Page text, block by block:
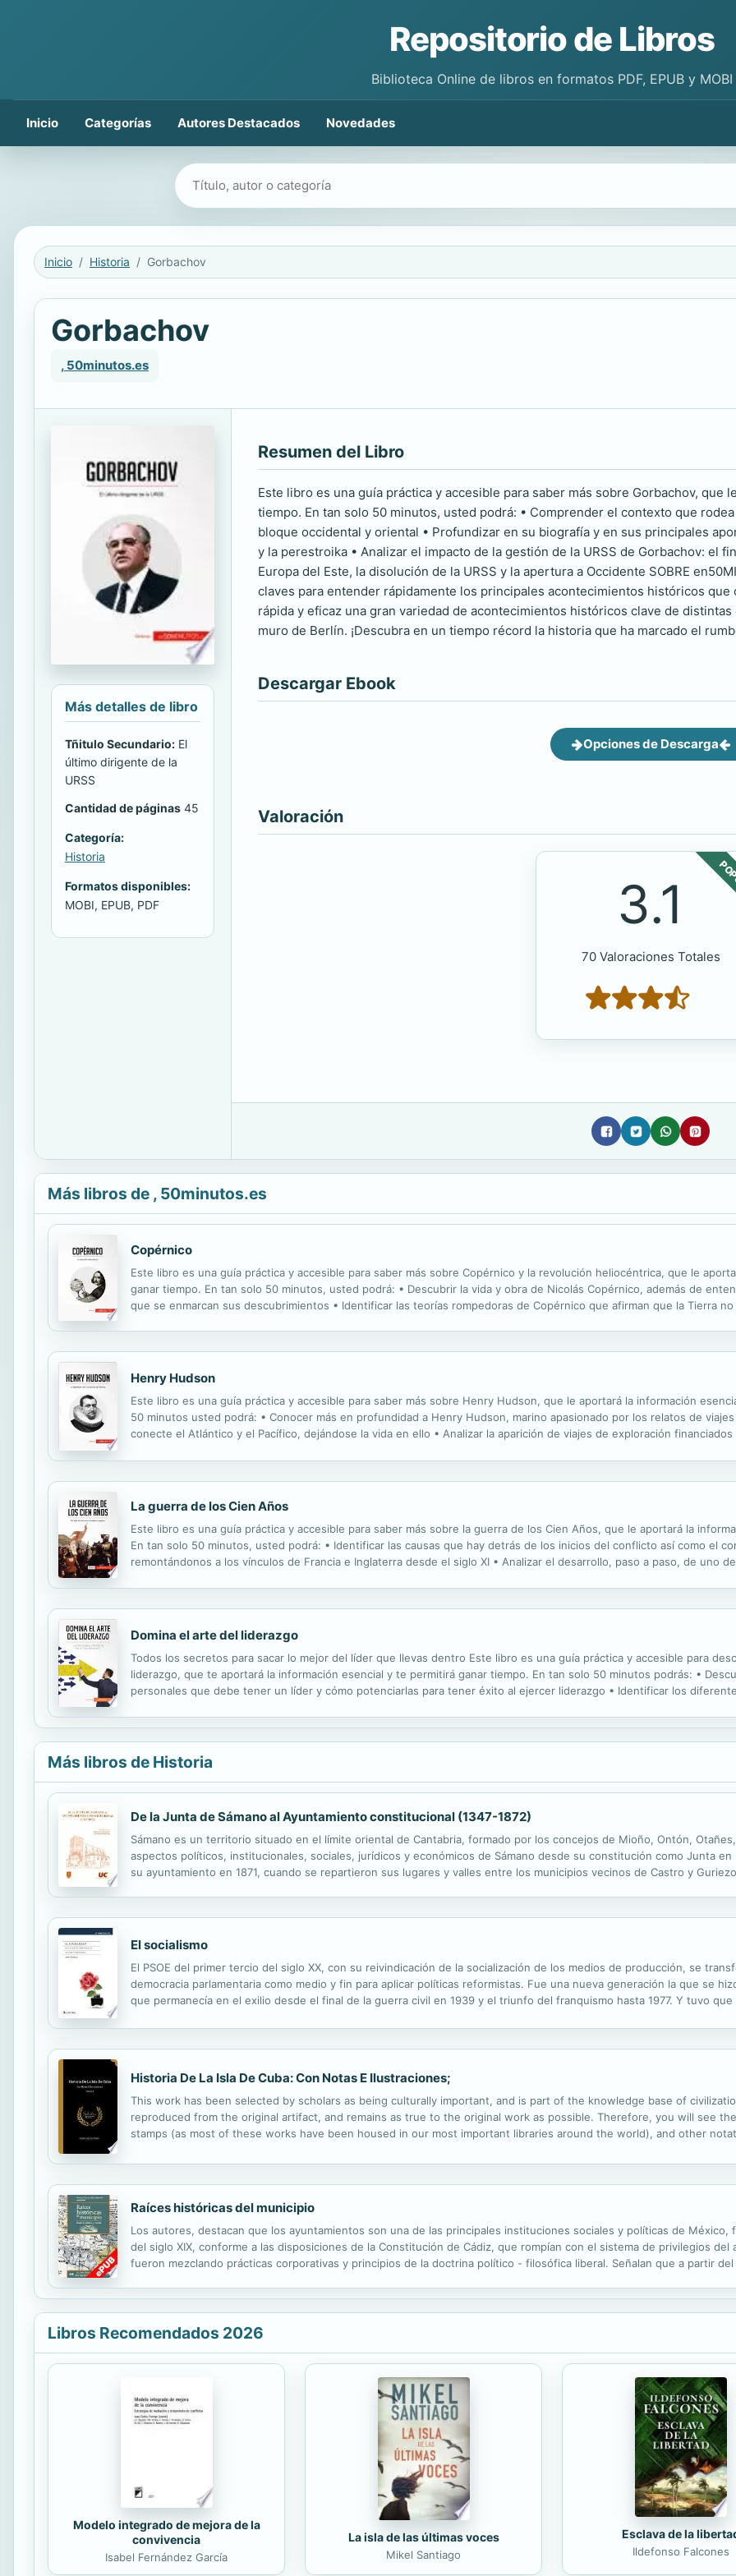
Repositorio de Libros
Biblioteca Online de libros en formatos PDF, EPUB y MOBI
Inicio Categorías Autores Destacados Novedades
Buscar libros
Inicio Historia Gorbachov
Gorbachov
, 50minutos.es
Más detalles de libro
Tñitulo Secundario: El
último dirigente de la
URSS
Cantidad de páginas 45
Categoría:
Historia
Formatos disponibles:
MOBI, EPUB, PDF
Resumen del Libro
Este libro es una guía práctica y accesible para saber más sobre Gorbachov,
tiempo. En tan solo 50 minutos, usted podrá: • Comprender el contexto que
bloque occidental y oriental • Profundizar en su biografía y en sus principales
y la perestroika • Analizar el impacto de la gestión de la URSS de Gorbachov: el
Europa del Este, la disolución de la URSS y la apertura a Occidente SOBRE
claves para entender rápidamente los principales acontecimientos históricos
rápida y eficaz una gran variedad de acontecimientos históricos clave de
muro de Berlín. ¡Descubra en un tiempo récord la historia que ha marcado el
Descargar Ebook
Opciones de Descarga
Valoración
3.1
70 Valoraciones Totales
Más libros de , 50minutos.es
Copérnico
Este libro es una guía práctica y accesible para saber más sobre Copérnico y la revolución heliocéntrica, que le
ganar tiempo. En tan solo 50 minutos, usted podrá: • Descubrir la vida y obra de Nicolás Copérnico, además de
que se enmarcan sus descubrimientos • Identificar las teorías rompedoras de Copérnico que afirman que la Tierra
Henry Hudson
Este libro es una guía práctica y accesible para saber más sobre Henry Hudson, que le aportará la información
50 minutos usted podrá: • Conocer más en profundidad a Henry Hudson, marino apasionado por los relatos de
conecte el Atlántico y el Pacífico, dejándose la vida en ello • Analizar la aparición de viajes de exploración
La guerra de los Cien Años
Este libro es una guía práctica y accesible para saber más sobre la guerra de los Cien Años, que le aportará la
En tan solo 50 minutos, usted podrá: • Identificar las causas que hay detrás de los inicios del conflicto así como el
remontándonos a los vínculos de Francia e Inglaterra desde el siglo XI • Analizar el desarrollo, paso a paso, de uno
Domina el arte del liderazgo
Todos los secretos para sacar lo mejor del líder que llevas dentro Este libro es una guía práctica y accesible para
liderazgo, que te aportará la información esencial y te permitirá ganar tiempo. En tan solo 50 minutos podrás: •
personales que debe tener un líder y cómo potenciarlas para tener éxito al ejercer liderazgo • Identificar los
Más libros de Historia
De la Junta de Sámano al Ayuntamiento constitucional (1347-1872)
Sámano es un territorio situado en el límite oriental de Cantabria, formado por los concejos de Mioño, Ontón,
aspectos políticos, institucionales, sociales, jurídicos y económicos de Sámano desde su constitución como Junta en
su ayuntamiento en 1871, cuando se repartieron sus lugares y valles entre los municipios vecinos de Castro y Guriezo
El socialismo
El PSOE del primer tercio del siglo XX, con su reivindicación de la socialización de los medios de producción, se
democracia parlamentaria como medio y fin para aplicar políticas reformistas. Fue una nueva generación la que se
que permanecía en el exilio desde el final de la guerra civil en 1939 y el triunfo del franquismo hasta 1977. Y tuvo
Historia De La Isla De Cuba: Con Notas E Ilustraciones;
This work has been selected by scholars as being culturally important, and is part of the knowledge base of
reproduced from the original artifact, and remains as true to the original work as possible. Therefore, you will see
stamps (as most of these works have been housed in our most important libraries around the world), and other
Raíces históricas del municipio
Los autores, destacan que los ayuntamientos son una de las principales instituciones sociales y políticas de
del siglo XIX, conforme a las disposiciones de la Constitución de Cádiz, que rompían con el sistema de privilegios
fueron mezclando prácticas corporativas y principios de la doctrina político - filosófica liberal. Señalan que a partir
Libros Recomendados 2026
Modelo integrado de mejora de la
convivencia
Isabel Fernández García
La isla de las últimas voces
Mikel Santiago
Esclava de la
Ildefonso Falcones